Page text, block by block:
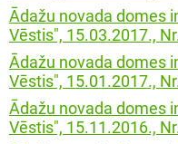
Ādažu novada domes
Vēstis", 15.03.2017.,
Ādažu novada domes
Vēstis", 15.01.2017.,
Ādažu novada domes
Vēstis", 15.11.2016.,